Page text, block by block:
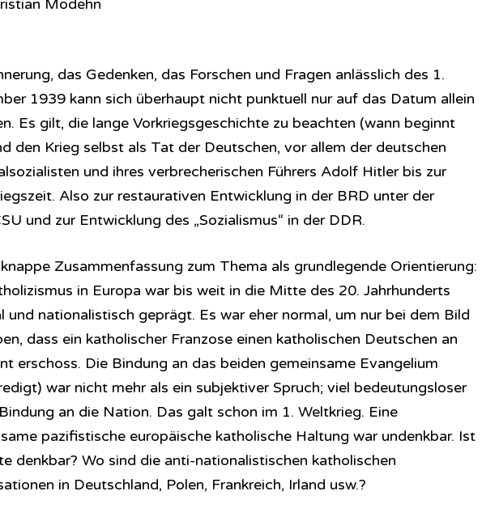
Modehn
das Gedenken, das Forschen und Fragen anlässlich des 1.
1939 kann sich überhaupt nicht punktuell nur auf das Datum allein
Es gilt, die lange Vorkriegsgeschichte zu beachten (wann beginnt
den Krieg selbst als Tat der Deutschen, vor allem der deutschen
und ihres verbrecherischen Führers Adolf Hitler bis zur
Also zur restaurativen Entwicklung in der BRD unter der
und zur Entwicklung des „Sozialismus“ in der DDR.
Zusammenfassung zum Thema als grundlegende Orientierung:
in Europa war bis weit in die Mitte des 20. Jahrhunderts
und nationalistisch geprägt. Es war eher normal, um nur bei dem Bild
dass ein katholischer Franzose einen katholischen Deutschen an
erschoss. Die Bindung an das beiden gemeinsame Evangelium
war nicht mehr als ein subjektiver Spruch; viel bedeutungsloser
an die Nation. Das galt schon im 1. Weltkrieg. Eine
pazifistische europäische katholische Haltung war undenkbar. Ist
denkbar? Wo sind die anti-nationalistischen katholischen
in Deutschland, Polen, Frankreich, Irland usw.?